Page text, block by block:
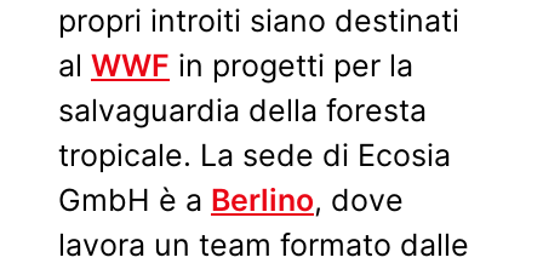
propri introiti siano destinati
al WWF in progetti per la
salvaguardia della foresta
tropicale. La sede di Ecosia
GmbH è a Berlino, dove
lavora un team formato dalle